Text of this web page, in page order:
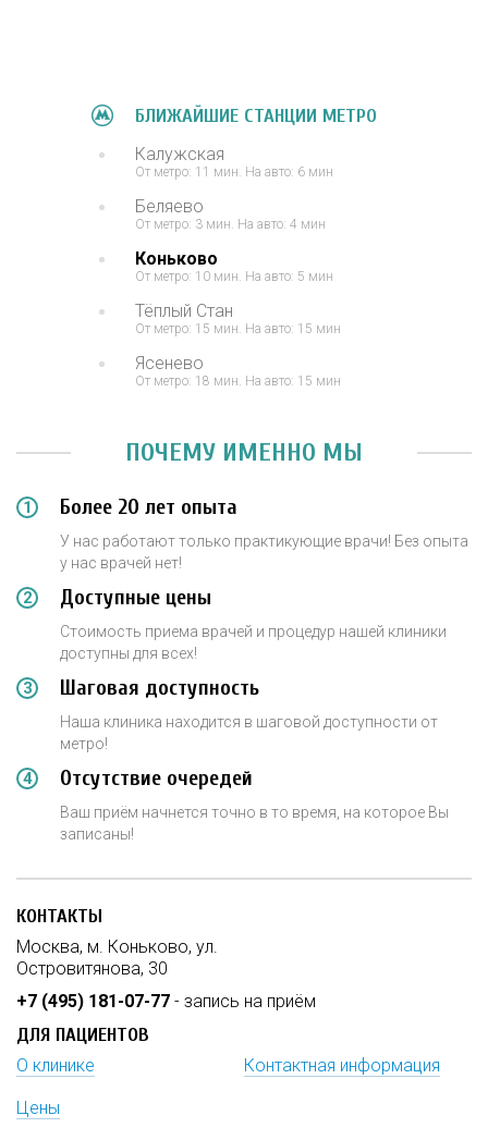
БЛИЖАЙШИЕ СТАНЦИИ МЕТРО
Калужская
От метро: 11 мин. На авто: 6 мин
Беляево
От метро: 3 мин. На авто: 4 мин
Коньково
От метро: 10 мин. На авто: 5 мин
Тёплый Стан
От метро: 15 мин. На авто: 15 мин
Ясенево
От метро: 18 мин. На авто: 15 мин
ПОЧЕМУ ИМЕННО МЫ
Более 20 лет опыта
У нас работают только практикующие врачи! Без опыта
у нас врачей нет!
Доступные цены
Стоимость приема врачей и процедур нашей клиники
доступны для всех!
Шаговая доступность
Наша клиника находится в шаговой доступности от
метро!
Отсутствие очередей
Ваш приём начнется точно в то время, на которое Вы
записаны!
КОНТАКТЫ
Москва, м. Коньково, ул.
Островитянова, 30
+7 (495) 181-07-77 - запись на приём
ДЛЯ ПАЦИЕНТОВ
О клинике Контактная информация
Цены